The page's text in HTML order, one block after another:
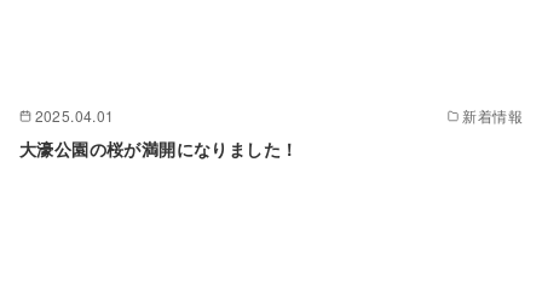
2025.04.01 新着情報
大濠公園の桜が満開になりました！